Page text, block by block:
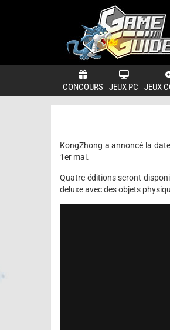
CONCOURS JEUX PC JEUX
KongZhong a annoncé la
1er mai.
Quatre éditions seront
deluxe avec des objets